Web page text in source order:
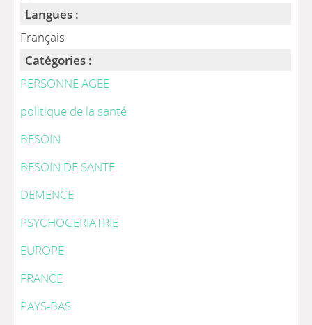
Langues :
Français
Catégories :
PERSONNE AGEE
politique de la santé
BESOIN
BESOIN DE SANTE
DEMENCE
PSYCHOGERIATRIE
EUROPE
FRANCE
PAYS-BAS